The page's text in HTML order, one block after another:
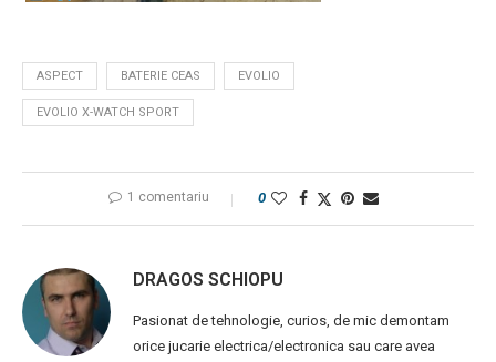
ASPECT BATERIE CEAS EVOLIO
EVOLIO X-WATCH SPORT
1 comentariu 0
DRAGOS SCHIOPU
Pasionat de tehnologie, curios, de mic demontam
orice jucarie electrica/electronica sau care avea